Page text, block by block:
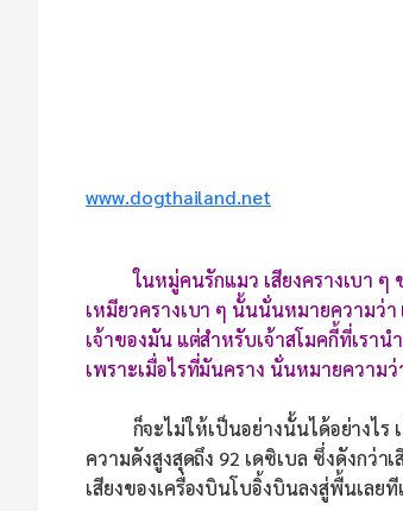
www.dogthailand.net
ในหมู่คนรักแมว เสียงครางเบา ๆ
เหมียวครางเบา ๆ นั้นนั่นหมายความว่
เจ้าของมัน แต่สำหรับเจ้าสโมคกี้ที่เรา
เพราะเมื่อไรที่มันคราง นั่นหมายความ
ก็จะไม่ให้เป็นอย่างนั้นได้อย่างไร เ
ความดังสูงสุดถึง 92 เดซิเบล ซึ่งดังกว่า
เสียงของเครื่องบินโบอิ้งบินลงสู่พื้นเลยที